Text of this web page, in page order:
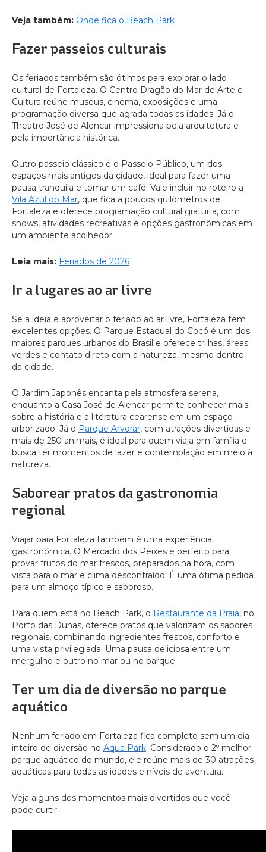
Veja também: Onde fica o Beach Park
Fazer passeios culturais
Os feriados também são ótimos para explorar o lado
cultural de Fortaleza. O Centro Dragão do Mar de Arte e
Cultura reúne museus, cinema, exposições e uma
programação diversa que agrada todas as idades. Já o
Theatro José de Alencar impressiona pela arquitetura e
pela importância histórica.
Outro passeio clássico é o Passeio Público, um dos
espaços mais antigos da cidade, ideal para fazer uma
pausa tranquila e tomar um café. Vale incluir no roteiro a
Vila Azul do Mar, que fica a poucos quilômetros de
Fortaleza e oferece programação cultural gratuita, com
shows, atividades recreativas e opções gastronômicas em
um ambiente acolhedor.
Leia mais: Feriados de 2026
Ir a lugares ao ar livre
Se a ideia é aproveitar o feriado ao ar livre, Fortaleza tem
excelentes opções. O Parque Estadual do Cocó é um dos
maiores parques urbanos do Brasil e oferece trilhas, áreas
verdes e contato direto com a natureza, mesmo dentro
da cidade.
O Jardim Japonês encanta pela atmosfera serena,
enquanto a Casa José de Alencar permite conhecer mais
sobre a história e a literatura cearense em um espaço
arborizado. Já o Parque Arvorar, com atrações divertidas e
mais de 250 animais, é ideal para quem viaja em família e
busca ter momentos de lazer e contemplação em meio à
natureza.
Saborear pratos da gastronomia
regional
Viajar para Fortaleza também é uma experiência
gastronômica. O Mercado dos Peixes é perfeito para
provar frutos do mar frescos, preparados na hora, com
vista para o mar e clima descontraído. É uma ótima pedida
para um almoço típico e saboroso.
Para quem está no Beach Park, o Restaurante da Praia, no
Porto das Dunas, oferece pratos que valorizam os sabores
regionais, combinando ingredientes frescos, conforto e
uma vista privilegiada. Uma pausa deliciosa entre um
mergulho e outro no mar ou no parque.
Ter um dia de diversão no parque
aquático
Nenhum feriado em Fortaleza fica completo sem um dia
inteiro de diversão no Aqua Park. Considerado o 2º melhor
parque aquático do mundo, ele reúne mais de 30 atrações
aquáticas para todas as idades e níveis de aventura.
Veja alguns dos momentos mais divertidos que você
pode curtir: